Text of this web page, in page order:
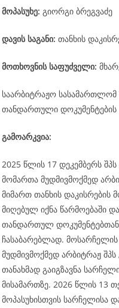
მოპასუხე: გიორგი ბრეგვაძე
დავის საგანი: თანხის
მოთხოვნის საფუძველი:
საარბიტრაჟო სასამართლომ
თანდართული დოკუმენტების
გამოარკვია:
2025 წლის 17 დეკემბერს
მომართა მუდმივმოქმედ
მიმართ თანხის
მიღებულ იქნა წარმოებაში
თანდართულ
ჩასაბარებლად. მოსარჩელის
მუდმივმოქმედ არბიტრაჟ
თანახმად გაიგზავნა
მისამართზე. 2026 წლის 13
მოპასუხისთვის სარჩელისა